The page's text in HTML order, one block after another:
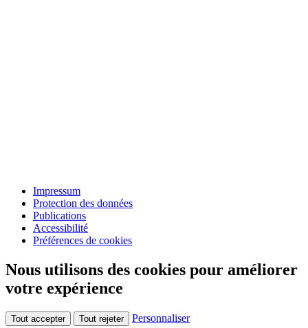
Impressum
Protection des données
Publications
Accessibilité
Préférences de cookies
Nous utilisons des cookies pour améliorer
votre expérience
Tout accepter Tout rejeter Personnaliser